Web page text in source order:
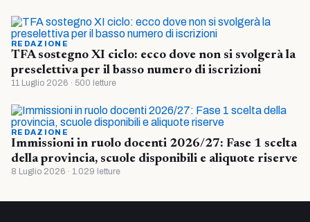
REDAZIONE
TFA sostegno XI ciclo: ecco dove non si svolgerà la
preselettiva per il basso numero di iscrizioni
11 Luglio 2026 · 500 letture
REDAZIONE
Immissioni in ruolo docenti 2026/27: Fase 1 scelta
della provincia, scuole disponibili e aliquote riserve
8 Luglio 2026 · 1.029 letture